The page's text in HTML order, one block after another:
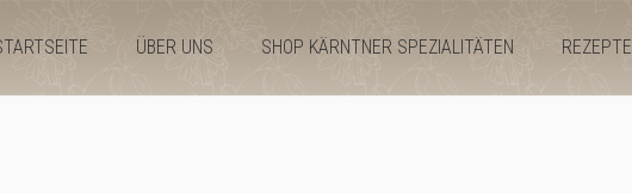
ÜBER UNS SHOP KÄRNTNER SPEZIALITÄTEN REZEPTE